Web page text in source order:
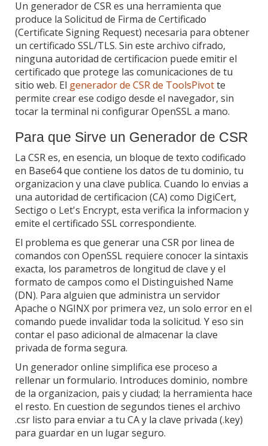
Un generador de CSR es una herramienta que
produce la Solicitud de Firma de Certificado
(Certificate Signing Request) necesaria para obtener
un certificado SSL/TLS. Sin este archivo cifrado,
ninguna autoridad de certificacion puede emitir el
certificado que protege las comunicaciones de tu
sitio web. El generador de CSR de ToolsPivotte
permite crear ese codigo desde el navegador, sin
tocar la terminal ni configurar OpenSSL a mano.
Para que Sirve un Generador de CSR
La CSR es, en esencia, un bloque de texto codificado
en Base64 que contiene los datos de tu dominio, tu
organizacion y una clave publica. Cuando lo envias a
una autoridad de certificacion (CA) como DigiCert,
Sectigo o Let's Encrypt, esta verifica la informacion y
emite el certificado SSL correspondiente.
El problema es que generar una CSR por linea de
comandos con OpenSSL requiere conocer la sintaxis
exacta, los parametros de longitud de clave y el
formato de campos como el Distinguished Name
(DN). Para alguien que administra un servidor
Apache o NGINX por primera vez, un solo error en el
comando puede invalidar toda la solicitud. Y eso sin
contar el paso adicional de almacenar la clave
privada de forma segura.
Un generador online simplifica ese proceso a
rellenar un formulario. Introduces dominio, nombre
de la organizacion, pais y ciudad; la herramienta hace
el resto. En cuestion de segundos tienes el archivo
.csr listo para enviar a tu CA y la clave privada (.key)
para guardar en un lugar seguro.